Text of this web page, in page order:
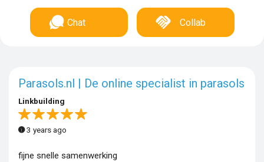
Chat Collab
Parasols.nl | De online specialist in parasols
Linkbuilding
3 years ago
fijne snelle samenwerking